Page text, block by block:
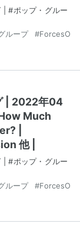
| #ポップ・グルー
ループ #ForcesO
| 2022年04
Much
|
他 |
| #ポップ・グルー
ループ #ForcesO